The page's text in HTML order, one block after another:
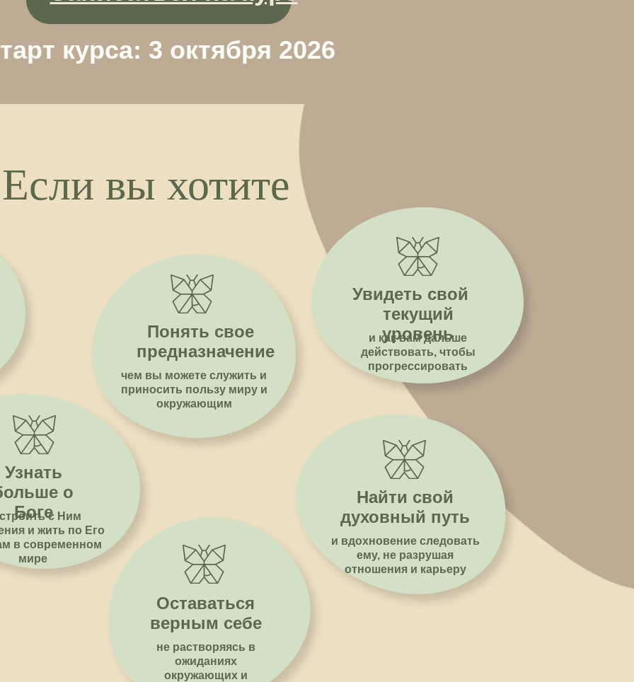
Узнать
о
Боге
чем вы можете служить и
приносить пользу миру и
окружающим
Понять свое
предназначение
не растворяясь в
ожиданиях
окружающих и
и как вам дальше
действовать, чтобы
прогрессировать
Увидеть свой
текущий
уровень
и вдохновение следовать
ему, не разрушая
отношения и карьеру
с Ним
и жить по Его
в современном
мире
Оставаться
верным себе
Найти свой
духовный путь
Если вы хотите